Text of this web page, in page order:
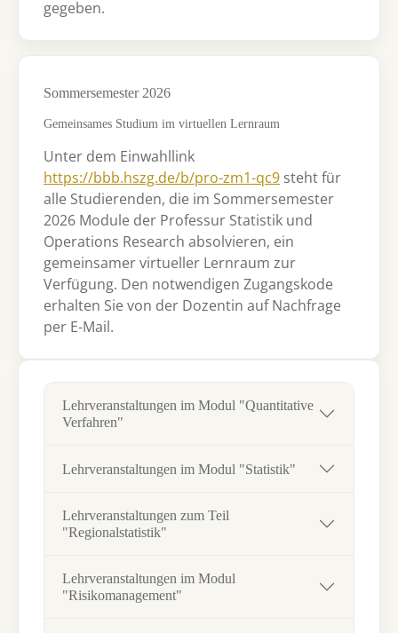
gegeben.
Sommersemester 2026
Gemeinsames Studium im virtuellen Lernraum
Unter dem Einwahllink
https://bbb.hszg.de/b/pro-zm1-qc9 steht für
alle Studierenden, die im Sommersemester
2026 Module der Professur Statistik und
Operations Research absolvieren, ein
gemeinsamer virtueller Lernraum zur
Verfügung. Den notwendigen Zugangskode
erhalten Sie von der Dozentin auf Nachfrage
per E-Mail.
Lehrveranstaltungen im Modul "Quantitative
Verfahren"
Lehrveranstaltungen im Modul "Statistik"
Lehrveranstaltungen zum Teil
"Regionalstatistik"
Lehrveranstaltungen im Modul
"Risikomanagement"